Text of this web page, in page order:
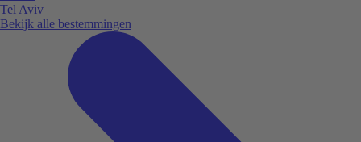
Tel Aviv
Bekijk alle bestemmingen